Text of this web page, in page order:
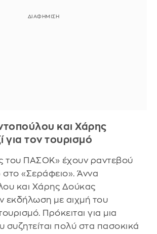
και Χάρης
για τον τουρισμό
του ΠΑΣΟΚ» έχουν ραντεβού
στο «Σεράφειο». Άννα
και Χάρης Δούκας
εκδήλωση με αιχμή του
Πρόκειται για μια
πολύ στα πασοκικά